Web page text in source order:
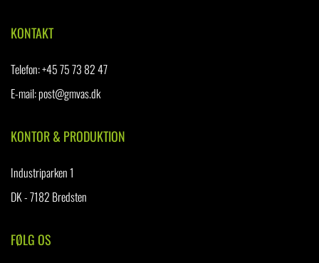
KONTAKT
Telefon:+45 75 73 82 47
E-mail:post@gmvas.dk
KONTOR & PRODUKTION
Industriparken 1
DK - 7182 Bredsten
FØLG OS